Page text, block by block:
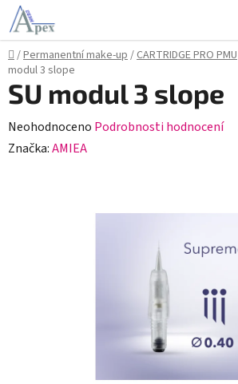
Přejít
na
obsah
Domů
/Permanentní make-up/CARTRIDGE PRO PMU
modul 3 slope
SU modul 3 slope
Průměrné
hodnocení
Neohodnoceno Podrobnosti hodnocení
Značka:AMIEA